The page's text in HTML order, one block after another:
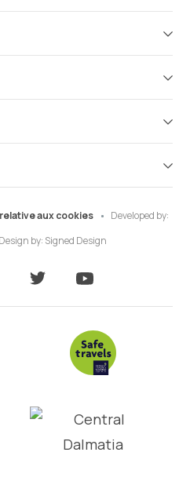
aux cookies
Developed by:
Design by: Signed Design